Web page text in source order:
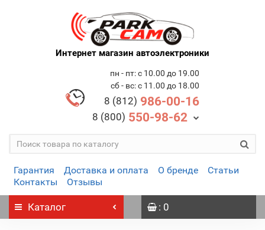
Интернет магазин автоэлектроники
пн - пт: с 10.00 до 19.00
сб - вс: с 11.00 до 18.00
8 (812) 986-00-16
8 (800) 550-98-62
Гарантия Доставка и оплата О бренде
Статьи
Контакты
Отзывы
Каталог : 0